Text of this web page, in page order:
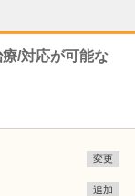
/対応が可能な
変更
追加